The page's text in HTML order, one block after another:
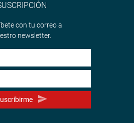
con tu correo a
newsletter.